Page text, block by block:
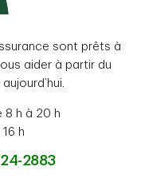
sont prêts à
aider à partir du
8 h à 20 h
h
2883